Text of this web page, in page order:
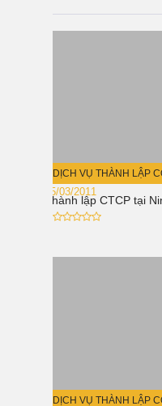
DỊCH VỤ THÀNH LẬP
15/03/2011
Thành lập CTCP tại
DỊCH VỤ THÀNH LẬP